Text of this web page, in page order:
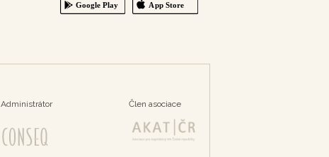
Administrátor Člen asociace